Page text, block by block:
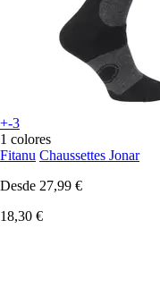
+-3
1 colores
Fitanu Chaussettes Jonar
Desde 27,99 €
18,30 €